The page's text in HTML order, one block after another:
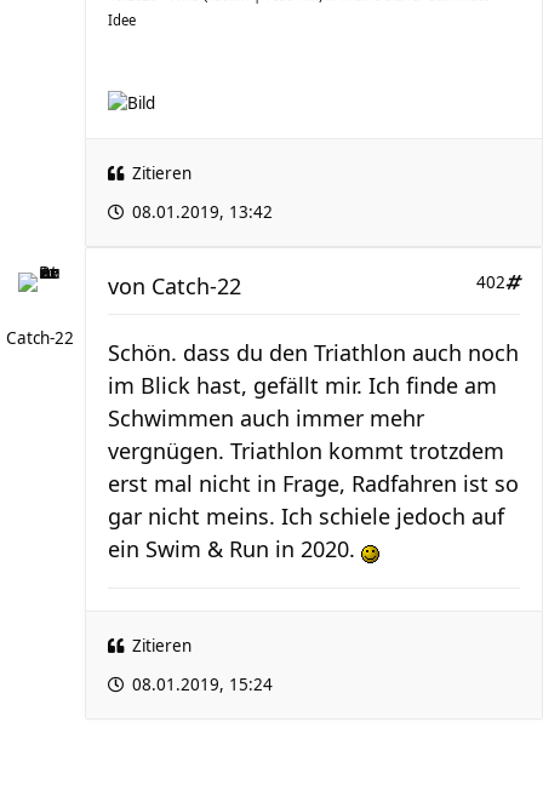
Idee
Zitieren
08.01.2019, 13:42
Catch-22
402
von Catch-22
Schön. dass du den Triathlon auch noch
im Blick hast, gefällt mir. Ich finde am
Schwimmen auch immer mehr
vergnügen. Triathlon kommt trotzdem
erst mal nicht in Frage, Radfahren ist so
gar nicht meins. Ich schiele jedoch auf
ein Swim & Run in 2020.
Zitieren
08.01.2019, 15:24